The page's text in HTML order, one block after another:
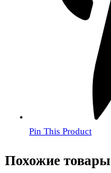
Pin This Product
Похожие товары